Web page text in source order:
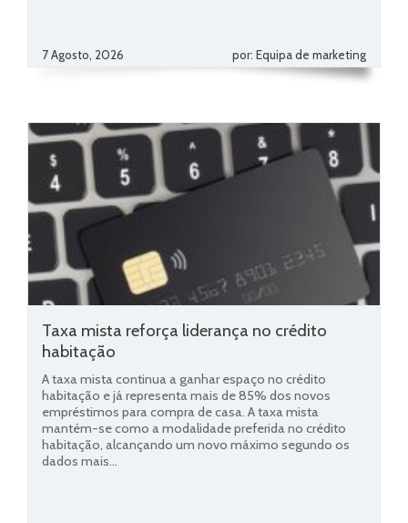
7 Agosto, 2026 por: Equipa de marketing
Taxa mista reforça liderança no crédito
habitação
A taxa mista continua a ganhar espaço no crédito
habitação e já representa mais de 85% dos novos
empréstimos para compra de casa. A taxa mista
mantém-se como a modalidade preferida no crédito
habitação, alcançando um novo máximo segundo os
dados mais...